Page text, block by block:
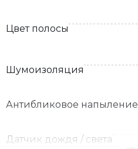
Цвет полосы
Шумоизоляция
Антибликовое напыление
Датчик дождя / света